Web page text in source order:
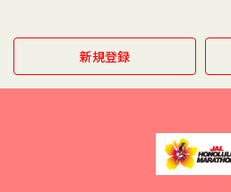
新規登録